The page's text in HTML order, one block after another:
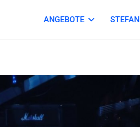
ANGEBOTE STEFAN